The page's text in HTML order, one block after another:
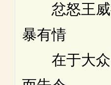
忿怒王
暴有情
在于大